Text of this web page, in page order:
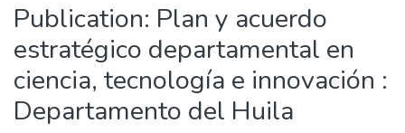
Publication: Plan y acuerdo
estratégico departamental en
ciencia, tecnología e innovación :
Departamento del Huila